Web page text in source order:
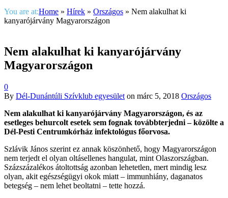
You are at:Home » Hírek » Országos » Nem alakulhat ki
kanyarójárvány Magyarországon
Nem alakulhat ki kanyarójárvány
Magyarországon
0
By Dél-Dunántúli Szívklub egyesület on márc 5, 2018 Országos
Nem alakulhat ki kanyarójárvány Magyarországon, és az
esetleges behurcolt esetek sem fognak továbbterjedni – közölte a
Dél-Pesti Centrumkórház infektológus főorvosa.
Szlávik János szerint ez annak köszönhető, hogy Magyarországon
nem terjedt el olyan oltásellenes hangulat, mint Olaszországban.
Százszázalékos átoltottság azonban lehetetlen, mert mindig lesz
olyan, akit egészségügyi okok miatt – immunhiány, daganatos
betegség – nem lehet beoltatni – tette hozzá.